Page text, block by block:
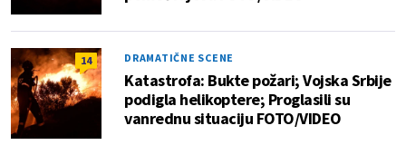
14 DRAMATIČNE SCENE
Katastrofa: Bukte požari; Vojska Srbije
podigla helikoptere; Proglasili su
vanrednu situaciju FOTO/VIDEO